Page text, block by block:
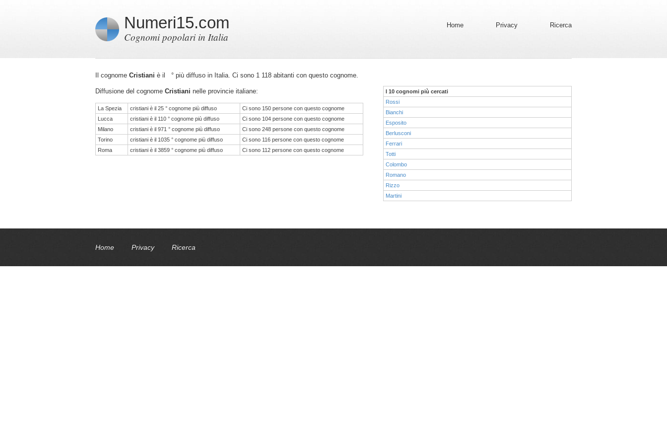
Numeri15.com
Cognomi popolari in Italia
Home Privacy Ricerca
Il cognome Cristiani è il ° più diffuso in Italia. Ci sono 1 118 abitanti con questo cognome.
Diffusione del cognome Cristiani nelle provincie italiane:
La Spezia cristiani è il 25 ° cognome più diffuso
Ci sono 150 persone con questo cognome
Lucca
cristiani è il 110 ° cognome più diffuso
Ci sono 104 persone con questo cognome
Milano
cristiani è il 971 ° cognome più diffuso
Ci sono 248 persone con questo cognome
Torino
cristiani è il 1035 ° cognome più diffuso
Ci sono 116 persone con questo cognome
Roma
cristiani è il 3859 ° cognome più diffuso Ci sono 112 persone con questo cognome
I 10 cognomi più cercati
Rossi
Bianchi
Esposito
Berlusconi
Ferrari
Totti
Colombo
Romano
Rizzo
Martini
Home Privacy Ricerca